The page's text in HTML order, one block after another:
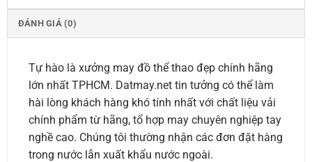
ĐÁNH GIÁ (0)
Tự hào là xưởng may đồ thể thao đẹp chính hãng
lớn nhất TPHCM. Datmay.net tin tưởng có thể làm
hài lòng khách hàng khó tính nhất với chất liệu vải
chính phẩm từ hãng, tổ hợp may chuyên nghiệp tay
nghề cao. Chúng tôi thường nhận các đơn đặt hàng
trong nước lẫn xuất khẩu nước ngoài.